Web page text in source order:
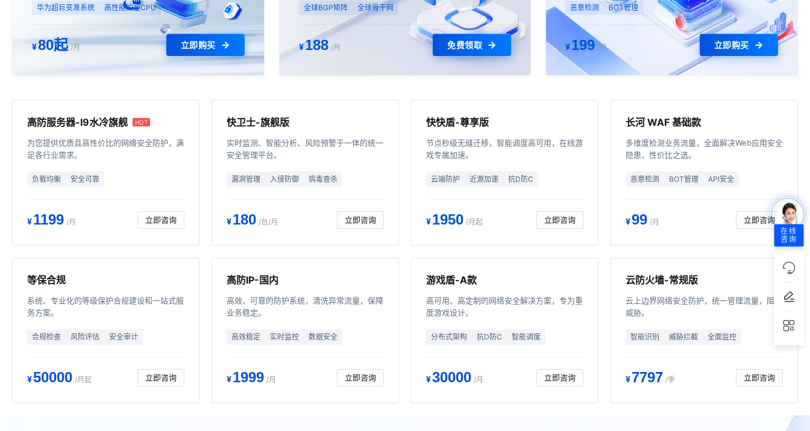
华为超巨变准系统 高性能铂金CPU
¥80起 /月 立即购买
全球BGP矩阵 全球骨干网
¥188 /月 免费领取
恶意检测 BOT管理
¥199 /月 立即购买
高防服务器-I9水冷旗舰 HOT
为您提供优质且高性价比的网络安全防护，满
足各行业需求。
负载均衡 安全可靠
¥1199 /月 立即咨询
快卫士-旗舰版
实时监测、智能分析、风险预警于一体的统一
安全管理平台。
漏洞管理 入侵防御 病毒查杀
¥180 /台/月 立即咨询
快快盾-尊享版
节点秒级无缝迁移，智能调度高可用，在线游
戏专属加速。
云端防护 近源加速 抗D防C
¥1950 /月起 立即咨询
长河 WAF 基础款
多维度检测业务流量，全面解决Web应用安全
隐患，性价比之选。
恶意检测 BOT管理 API安全
¥99 /月 立即咨询
等保合规
系统、专业化的等级保护合规建设和一站式服
务方案。
合规检查 风险评估 安全审计
¥50000 /月起 立即咨询
高防IP-国内
高效、可靠的防护系统，清洗异常流量，保障
业务稳定。
高效稳定 实时监控 数据安全
¥1999 /月 立即咨询
游戏盾-A款
高可用、高定制的网络安全解决方案，专为重
度游戏设计。
分布式架构 抗D防C 智能调度
¥30000 /月 立即咨询
云防火墙-常规版
云上边界网络安全防护，统一管理流量，阻断
威胁。
智能识别 威胁拦截 全面监控
¥7797 /季 立即咨询
在线
咨询